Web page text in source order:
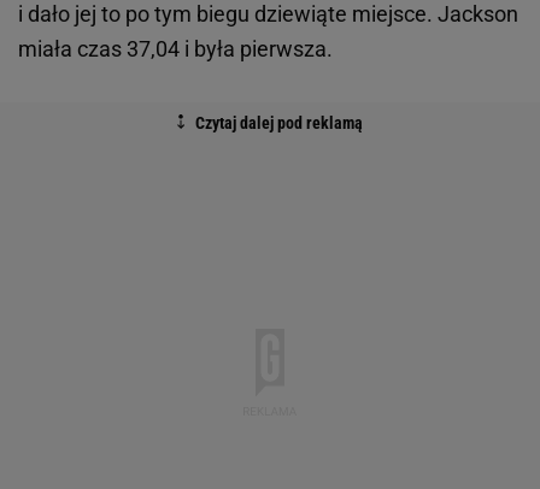
i dało jej to po tym biegu dziewiąte miejsce. Jackson
miała czas 37,04 i była pierwsza.